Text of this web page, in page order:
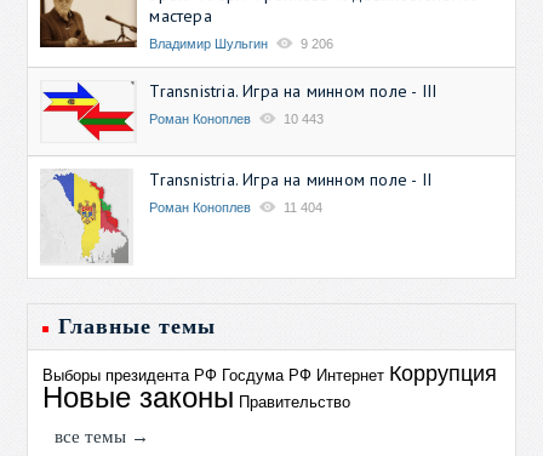
мастера
Владимир Шульгин 9 206
Transnistria. Игра на минном поле - III
Роман Коноплев 10 443
Transnistria. Игра на минном поле - II
Роман Коноплев 11 404
Главные темы
Выборы президента РФ Госдума РФ Интернет Коррупция
Новые законы Правительство
все темы →